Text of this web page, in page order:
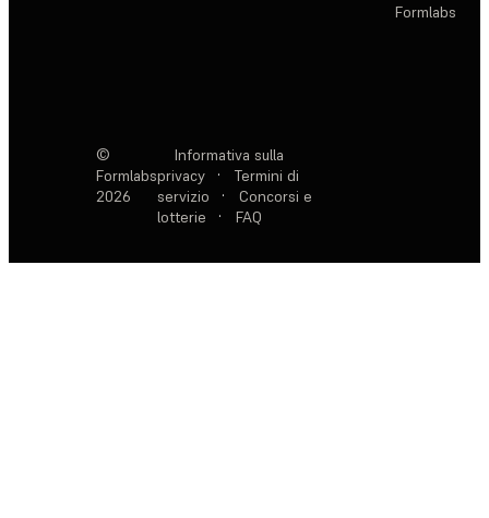
Formlabs
©
Formlabs
2026
Informativa sulla
privacy
·
Termini di
servizio
·
Concorsi e
lotterie
· FAQ